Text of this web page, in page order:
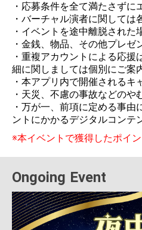
・応募条件を全て満たさず
・バーチャル演者に関しては
・イベントを途中離脱され
・金銭、物品、その他プレ
・重複アカウントによる応
細に関しましては個別にご案
・本アプリ内で開催される
・天災、不慮の事故などの
・万が一、前項に定める事
ントにかかるデジタルコンテ
※本イベントで獲得したポイ
Ongoing Event